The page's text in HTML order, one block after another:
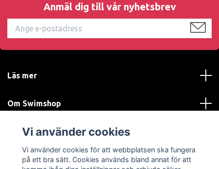
Anmäl dig till vår nyhetsbrev
Läs mer
Om Swimshop
Kundtjänst
Sociala medier
Vi använder cookies
Vi använder cookies för att webbplatsen ska fungera
på ett bra sätt. Cookies används bland annat för att